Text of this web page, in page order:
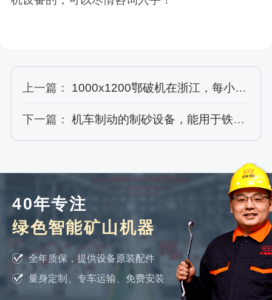
上一篇： 1000x1200鄂破机在浙江，每小时千吨产量助攻用砂高峰稳供应
下一篇： 机车制动的制砂设备，能用于铁路砂石生产吗？能满足多大规模制砂使用？
40年专注
绿色智能矿山机器
全年质保，提供设备原装配件
量身定制、专车运输、免费安装